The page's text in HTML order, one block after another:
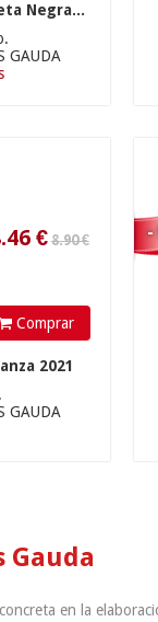
Negra...
GAUDA
Comprar
2021
GAUDA
-
Gauda
en la